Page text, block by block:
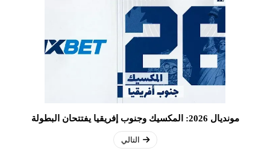
مونديال 2026: المكسيك وجنوب إفريقيا يفتتحان البطولة
التالي